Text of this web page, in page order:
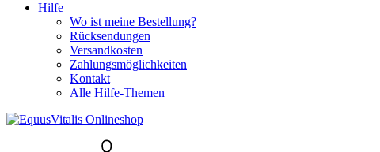
Hilfe
Wo ist meine Bestellung?
Rücksendungen
Versandkosten
Zahlungsmöglichkeiten
Kontakt
Alle Hilfe-Themen